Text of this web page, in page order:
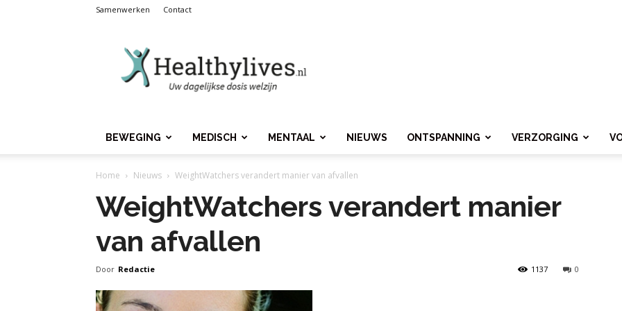
Samenwerken Contact
BEWEGING MEDISCH MENTAAL NIEUWS ONTSPANNING VERZORGING
Home Nieuws WeightWatchers verandert manier van afvallen
WeightWatchers verandert manier
van afvallen
Door Redactie 0
1137